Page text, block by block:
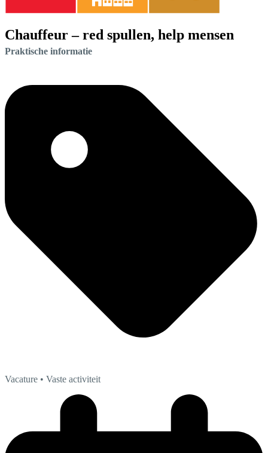
Chauffeur – red spullen, help mensen
Praktische informatie
Vacature • Vaste activiteit